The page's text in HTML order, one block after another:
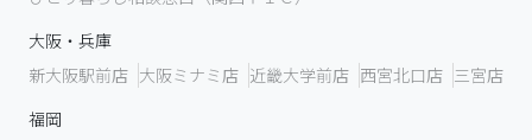
大阪・兵庫
新大阪駅前店 大阪ミナミ店 近畿大学前店 西宮北口店 三宮店
福岡